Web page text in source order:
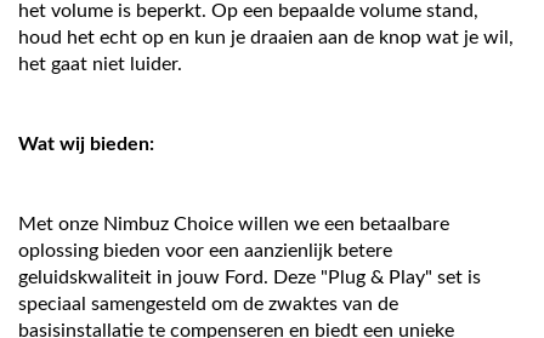
het volume is beperkt. Op een bepaalde volume stand,
houd het echt op en kun je draaien aan de knop wat je wil,
het gaat niet luider.
Wat wij bieden:
Met onze Nimbuz Choice willen we een betaalbare
oplossing bieden voor een aanzienlijk betere
geluidskwaliteit in jouw Ford. Deze "Plug & Play" set is
speciaal samengesteld om de zwaktes van de
basisinstallatie te compenseren en biedt een unieke